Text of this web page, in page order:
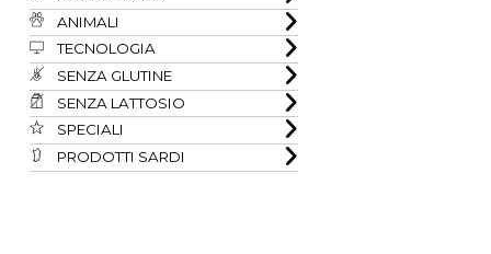
ANIMALI
TECNOLOGIA
SENZA GLUTINE
SENZA LATTOSIO
SPECIALI
PRODOTTI SARDI